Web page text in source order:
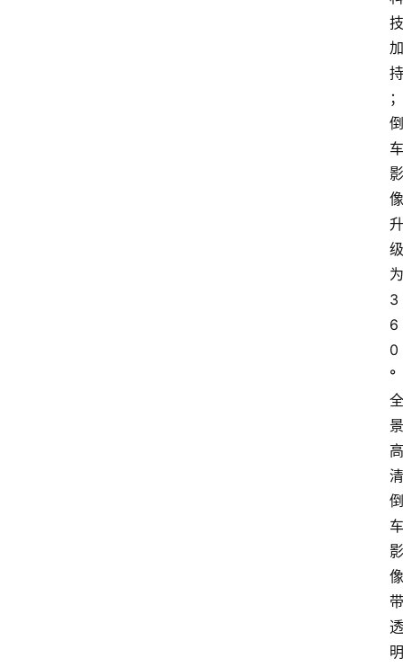
技
加
持
；
倒
车
影
像
升
级
为
3
6
0
°
全
景
高
清
倒
车
影
像
带
透
明